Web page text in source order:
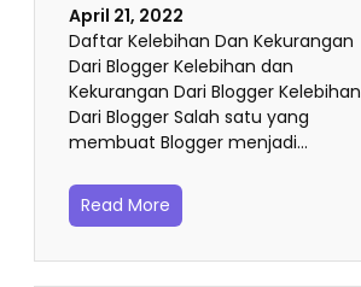
April 21, 2022
Daftar Kelebihan Dan Kekurangan
Dari Blogger Kelebihan dan
Kekurangan Dari Blogger Kelebihan
Dari Blogger Salah satu yang
membuat Blogger menjadi…
Read More